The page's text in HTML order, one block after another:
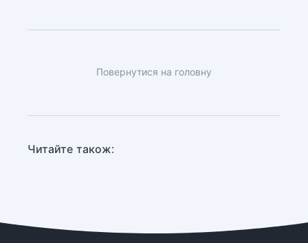
Повернутися на головну
Читайте також: